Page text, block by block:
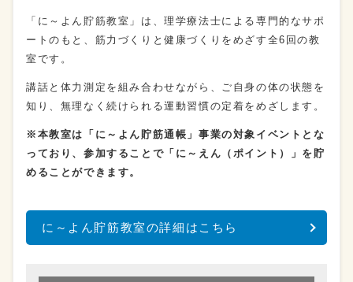
「に～よん貯筋教室」は、理学療法士による専門的なサポ
ートのもと、筋力づくりと健康づくりをめざす全6回の教
室です。
講話と体力測定を組み合わせながら、ご自身の体の状態を
知り、無理なく続けられる運動習慣の定着をめざします。
※本教室は「に～よん貯筋通帳」事業の対象イベントとな
っており、参加することで「に～えん（ポイント）」を貯
めることができます。
に～よん貯筋教室の詳細はこちら